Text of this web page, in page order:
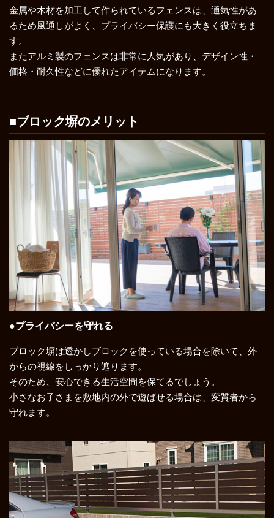
金属や木材を加工して作られているフェンスは、通気性があ
るため風通しがよく、プライバシー保護にも大きく役立ちま
す。
またアルミ製のフェンスは非常に人気があり、デザイン性・
価格・耐久性などに優れたアイテムになります。
■ブロック塀のメリット
●プライバシーを守れる
ブロック塀は透かしブロックを使っている場合を除いて、外
からの視線をしっかり遮ります。
そのため、安心できる生活空間を保てるでしょう。
小さなお子さまを敷地内の外で遊ばせる場合は、変質者から
守れます。